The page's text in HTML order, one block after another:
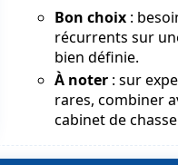
Bon choix :
récurrents sur
bien définie.
À noter : sur
rares, combiner
cabinet de